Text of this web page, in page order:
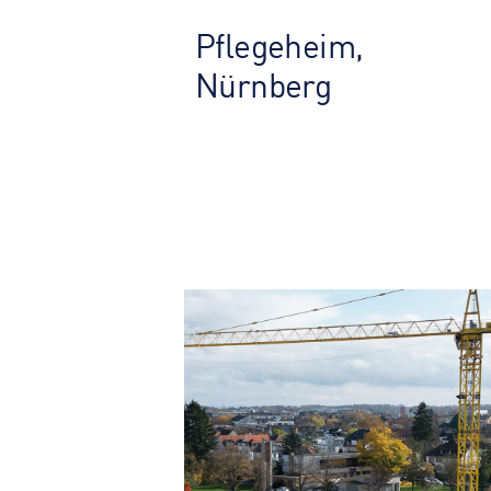
GESUNDHEITS­WESEN
Pflegeheim,
Nürnberg